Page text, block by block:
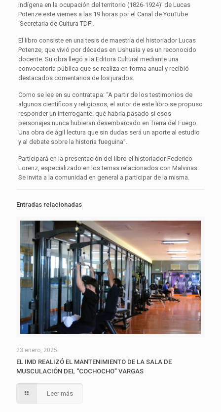
indígena en la ocupación del territorio (1826-1924)’ de Lucas
Potenze este viernes a las 19 horas por el Canal de YouTube
‘Secretaría de Cultura TDF’.
El libro consiste en una tesis de maestría del historiador Lucas
Potenze, que vivió por décadas en Ushuaia y es un reconocido
docente. Su obra llegó a la Editora Cultural mediante una
convocatoria pública que se realiza en forma anual y recibió
destacados comentarios de los jurados.
Como se lee en su contratapa: “A partir de los testimonios de
algunos científicos y religiosos, el autor de este libro se propuso
responder un interrogante: qué habría pasado si esos
personajes nunca hubieran desembarcado en Tierra del Fuego.
Una obra de ágil lectura que sin dudas será un aporte al estudio
y al debate sobre la historia fueguina”.
Participará en la presentación del libro el historiador Federico
Lorenz, especializado en los temas relacionados con Malvinas.
Se invita a la comunidad en general a participar de la misma.
Entradas relacionadas
23 enero, 2025
EL IMD REALIZÓ EL MANTENIMIENTO DE LA SALA DE
MUSCULACIÓN DEL “COCHOCHO” VARGAS
Leer más